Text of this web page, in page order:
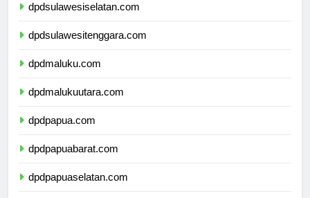
dpdsulawesiselatan.com
dpdsulawesitenggara.com
dpdmaluku.com
dpdmalukuutara.com
dpdpapua.com
dpdpapuabarat.com
dpdpapuaselatan.com